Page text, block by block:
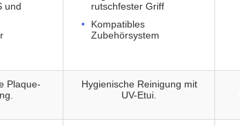
und
rutschfester Griff
Kompatibles
Zubehörsystem
Plaque-
Hygienische Reinigung mit
UV-Etui.